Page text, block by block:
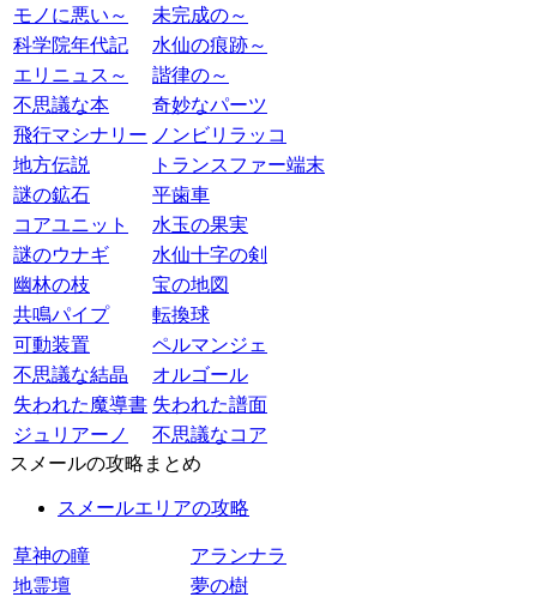
モノに悪い～
未完成の～
科学院年代記
水仙の痕跡～
エリニュス～
諧律の～
不思議な本
奇妙なパーツ
飛行マシナリー ノンビリラッコ
地方伝説
トランスファー端末
謎の鉱石
平歯車
コアユニット
水玉の果実
謎のウナギ
水仙十字の剣
幽林の枝
宝の地図
共鳴パイプ
転換球
可動装置
ペルマンジェ
不思議な結晶
オルゴール
失われた魔導書 失われた譜面
ジュリアーノ
不思議なコア
スメールの攻略まとめ
スメールエリアの攻略
草神の瞳
アランナラ
地霊壇
夢の樹